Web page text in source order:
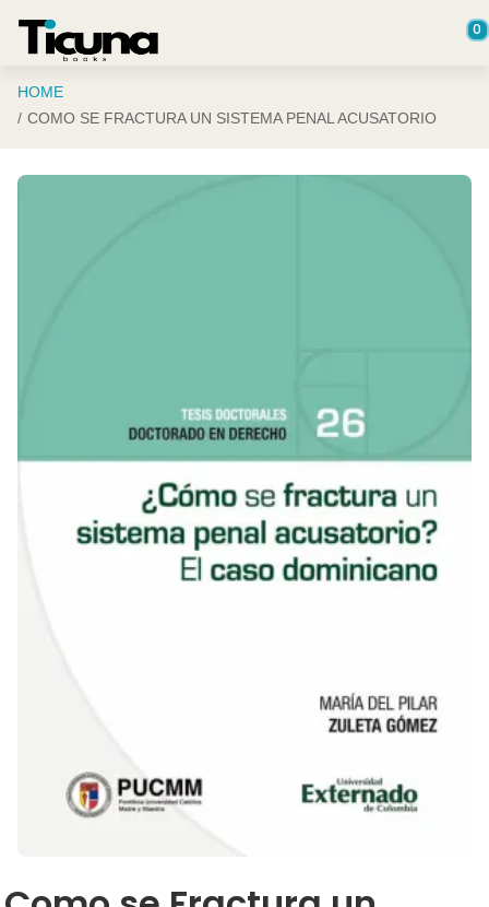
0
HOME
COMO SE FRACTURA UN SISTEMA PENAL ACUSATORIO